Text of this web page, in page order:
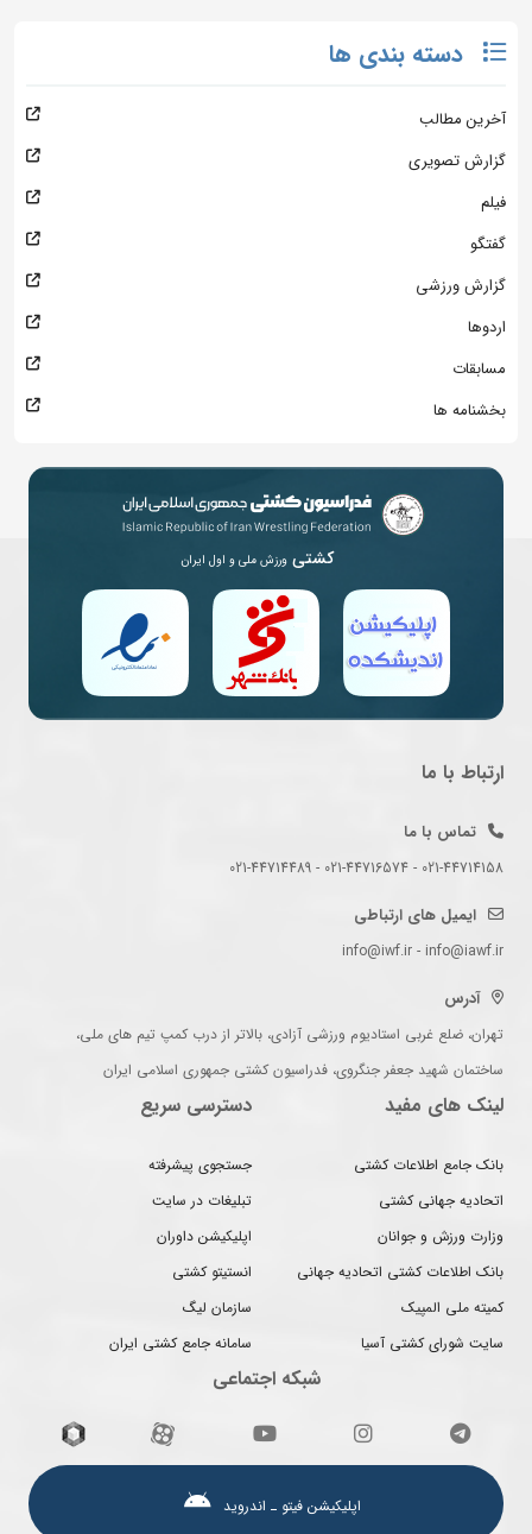
دسته بندی ها
آخرین مطالب
گزارش تصویری
فیلم
گفتگو
گزارش ورزشی
اردوها
مسابقات
بخشنامه ها
کشتی ورزش ملی و اول ایران
ارتباط با ما
تماس با ما
021-44714158 - 021-44716574 - 021-44714489
ایمیل های ارتباطی
info@iwf.ir - info@iawf.ir
آدرس
تهران، ضلع غربی استادیوم ورزشی آزادی، بالاتر از درب کمپ تیم های ملی،
ساختمان شهید جعفر جنگروی، فدراسیون کشتی جمهوری اسلامی ایران
لینک های مفید
بانک جامع اطلاعات کشتی
اتحادیه جهانی کشتی
وزارت ورزش و جوانان
بانک اطلاعات کشتی اتحادیه جهانی
کمیته ملی المپیک
سایت شورای کشتی آسیا
دسترسی سریع
جستجوی پیشرفته
تبلیغات در سایت
اپلیکیشن داوران
انستیتو کشتی
سازمان لیگ
سامانه جامع کشتی ایران
شبکه اجتماعی
اپلیکیشن فیتو ـ اندروید